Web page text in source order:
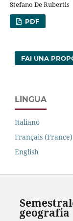
Stefano De Rubertis
PDF
FAI UNA
LINGUA
Italiano
Français (France)
English
geografia